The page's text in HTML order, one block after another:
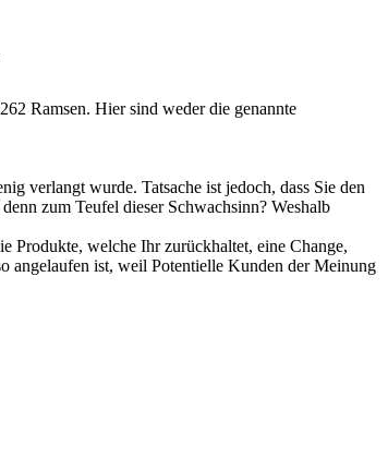
Ramsen. Hier sind weder die genannte
verlangt wurde. Tatsache ist jedoch, dass Sie den
zum Teufel dieser Schwachsinn? Weshalb
Produkte, welche Ihr zurückhaltet, eine Change,
angelaufen ist, weil Potentielle Kunden der Meinung